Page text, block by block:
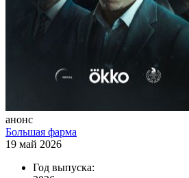
анонс
Большая фарма
19 май 2026
Год выпуска: